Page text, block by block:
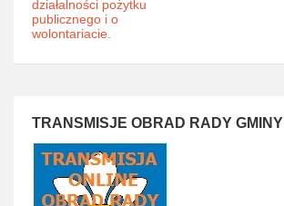
działalności pożytku
publicznego i o
wolontariacie.
TRANSMISJE OBRAD RADY GMINY